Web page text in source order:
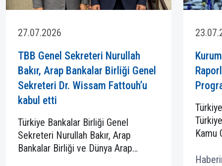
27.07.2026
TBB Genel Sekreteri Nurullah
Bakır, Arap Bankalar Birliği Genel
Sekreteri Dr. Wissam Fattouh’u
kabul etti
Türkiye Bankalar Birliği Genel
Sekreteri Nurullah Bakır, Arap
Bankalar Birliği ve Dünya Arap…
Kamu